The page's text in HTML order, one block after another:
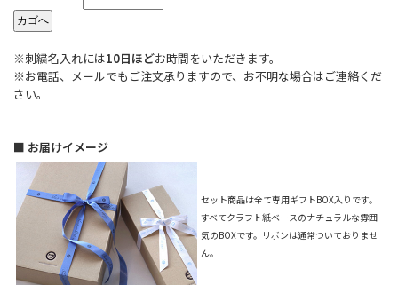
※刺繍名入れには10日ほどお時間をいただきます。
※お電話、メールでもご注文承りますので、お不明な場合はご連絡くだ
さい。
■ お届けイメージ
セット商品は全て専用ギフトBOX入りです。
すべてクラフト紙ベースのナチュラルな雰囲
気のBOXです。リボンは通常ついておりませ
ん。